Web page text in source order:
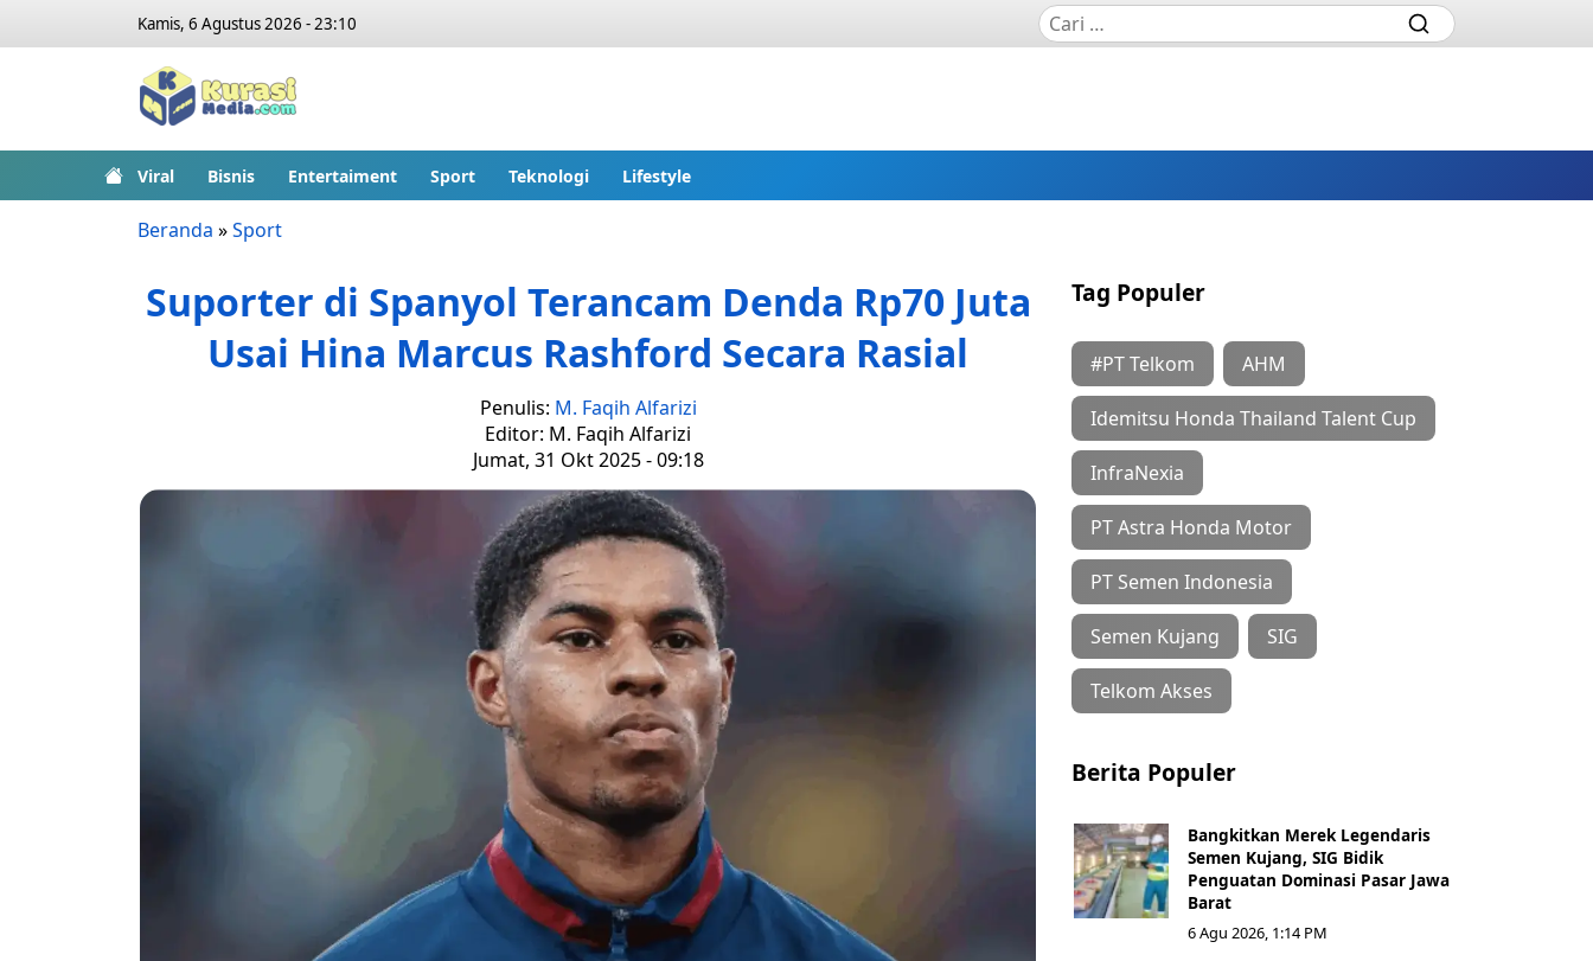
Kamis, 6 Agustus 2026 - 23:10
Viral Bisnis Entertaiment Sport Teknologi Lifestyle
Beranda »Sport
Suporter di Spanyol Terancam Denda Rp70 Juta
Usai Hina Marcus Rashford Secara Rasial
Penulis: M. Faqih Alfarizi
Editor: M. Faqih Alfarizi
Jumat, 31 Okt 2025 - 09:18
Tag Populer
#PT Telkom AHM
Idemitsu Honda Thailand Talent Cup
InfraNexia
PT Astra Honda Motor
PT Semen Indonesia
Semen Kujang SIG
Telkom Akses
Berita Populer
Bangkitkan Merek Legendaris
Semen Kujang, SIG Bidik
Penguatan Dominasi Pasar Jawa
Barat
6 Agu 2026, 1:14 PM